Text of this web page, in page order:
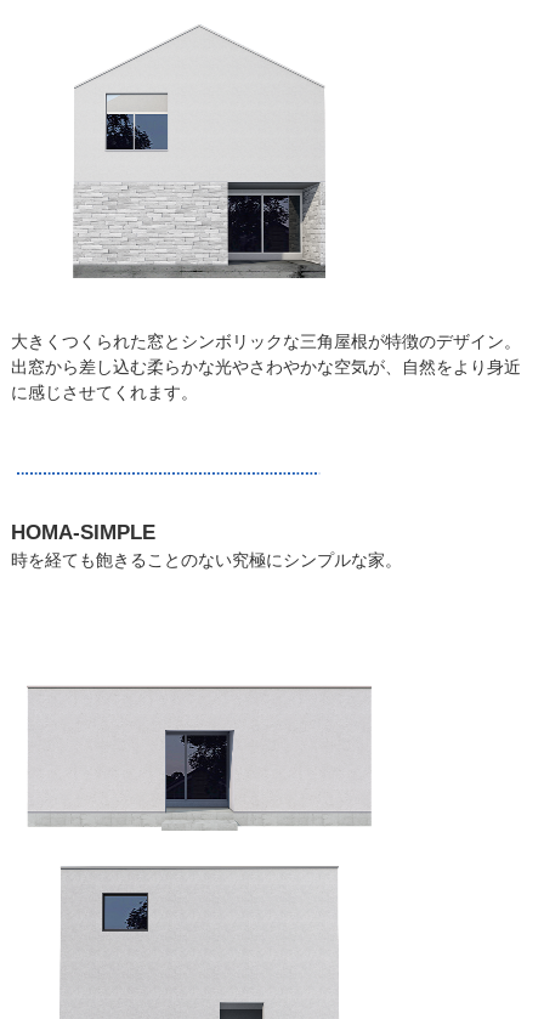
大きくつくられた窓とシンボリックな三角屋根が特徴のデザイン。
出窓から差し込む柔らかな光やさわやかな空気が、自然をより身近
に感じさせてくれます。
HOMA-SIMPLE
時を経ても飽きることのない究極にシンプルな家。